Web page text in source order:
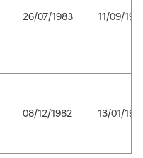
26/07/1983 11/09/
08/12/1982 13/01/